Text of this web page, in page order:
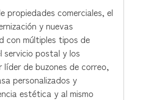
comerciales, el
y nuevas
con múltiples tipos de
servicio postal y los
de buzones de correo,
personalizados y
estética y al mismo